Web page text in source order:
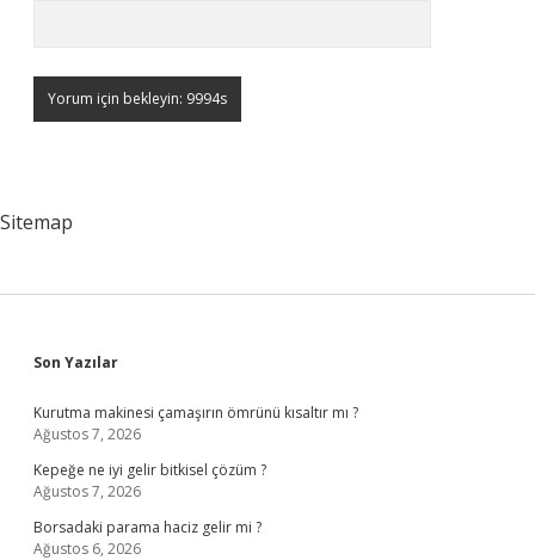
Sitemap
Sidebar
Son Yazılar
Kurutma makinesi çamaşırın ömrünü kısaltır mı ?
Ağustos 7, 2026
Kepeğe ne iyi gelir bitkisel çözüm ?
Ağustos 7, 2026
Borsadaki parama haciz gelir mi ?
Ağustos 6, 2026